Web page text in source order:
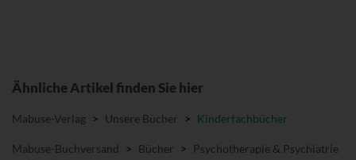
Ähnliche Artikel finden Sie hier
Mabuse-Verlag > Unsere Bücher > Kinderfachbücher
Mabuse-Buchversand > Bücher >
Psychotherapie & Psychiatrie